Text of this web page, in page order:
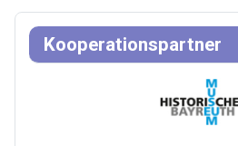
Kooperationspartner